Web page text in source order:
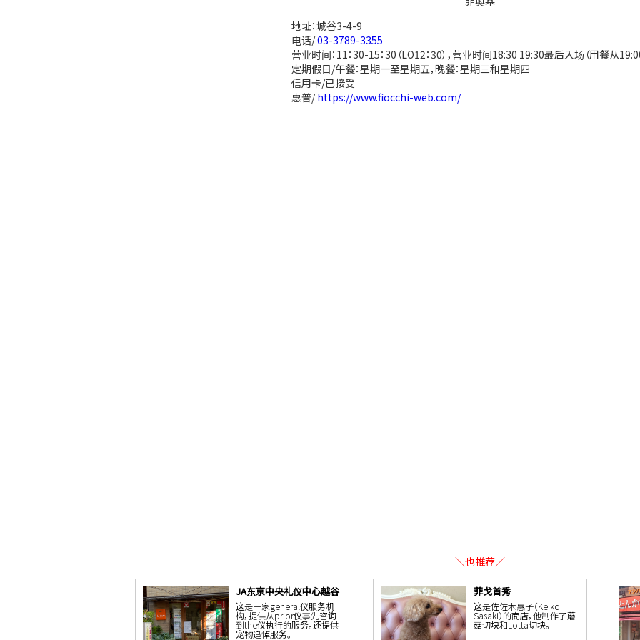
地址：城谷3-4-9
电话/03-3789-3355
营业时间：11：30-15：30（LO12：30），营业时间18:30 19:30最后入场（用餐从
定期假日/午餐：星期一至星期五，晚餐：星期三和星期四
信用卡/已接受
惠普/https://www.fiocchi-web.com/
＼也推荐／
JA东京中央礼仪中心越谷
这是一家general仪服务机
构，提供从prior仪事先咨询
到the仪执行的服务。还提供
宠物追悼服务。
菲戈首秀
这是佐佐木惠子（Keiko
Sasaki）的商店，他制作了蘑
菇切块和Lotta切块。